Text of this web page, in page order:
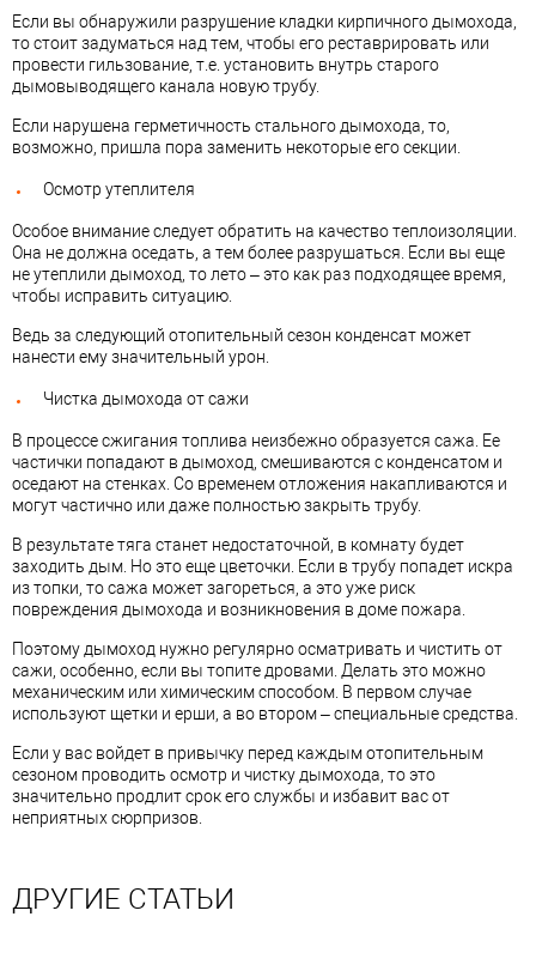
Если вы обнаружили разрушение кладки кирпичного дымохода,
то стоит задуматься над тем, чтобы его реставрировать или
провести гильзование, т.е. установить внутрь старого
дымовыводящего канала новую трубу.
Если нарушена герметичность стального дымохода, то,
возможно, пришла пора заменить некоторые его секции.
Осмотр утеплителя
Особое внимание следует обратить на качество теплоизоляции.
Она не должна оседать, а тем более разрушаться. Если вы еще
не утеплили дымоход, то лето – это как раз подходящее время,
чтобы исправить ситуацию.
Ведь за следующий отопительный сезон конденсат может
нанести ему значительный урон.
Чистка дымохода от сажи
В процессе сжигания топлива неизбежно образуется сажа. Ее
частички попадают в дымоход, смешиваются с конденсатом и
оседают на стенках. Со временем отложения накапливаются и
могут частично или даже полностью закрыть трубу.
В результате тяга станет недостаточной, в комнату будет
заходить дым. Но это еще цветочки. Если в трубу попадет искра
из топки, то сажа может загореться, а это уже риск
повреждения дымохода и возникновения в доме пожара.
Поэтому дымоход нужно регулярно осматривать и чистить от
сажи, особенно, если вы топите дровами. Делать это можно
механическим или химическим способом. В первом случае
используют щетки и ерши, а во втором – специальные средства.
Если у вас войдет в привычку перед каждым отопительным
сезоном проводить осмотр и чистку дымохода, то это
значительно продлит срок его службы и избавит вас от
неприятных сюрпризов.
ДРУГИЕ СТАТЬИ